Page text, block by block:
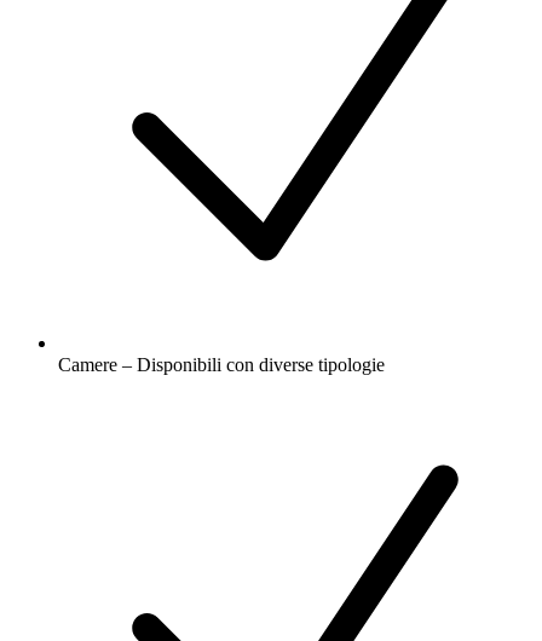
Camere – Disponibili con diverse tipologie